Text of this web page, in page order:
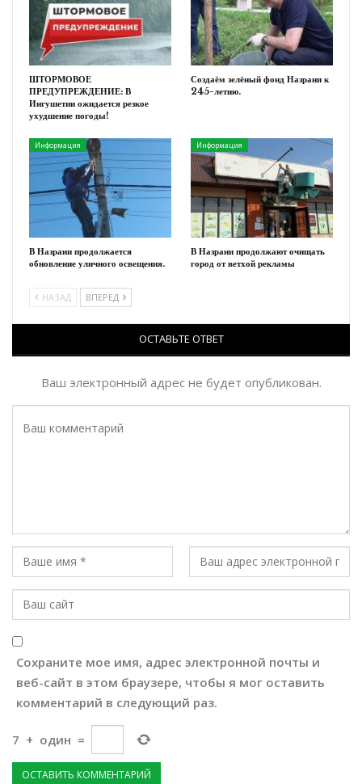
ШТОРМОВОЕ
ПРЕДУПРЕЖДЕНИЕ: В
Ингушетии ожидается резкое
ухудшение погоды!
Создаём зелёный фонд Назрани к
245-летию.
Информация
В Назрани продолжается
обновление уличного освещения.
Информация
В Назрани продолжают очищать
город от ветхой рекламы
НАЗАД ВПЕРЕД
ОСТАВЬТЕ ОТВЕТ
Ваш электронный адрес не будет опубликован.
Сохраните мое имя, адрес электронной почты и
веб-сайт в этом браузере, чтобы я мог оставить
комментарий в следующий раз.
7 + один =